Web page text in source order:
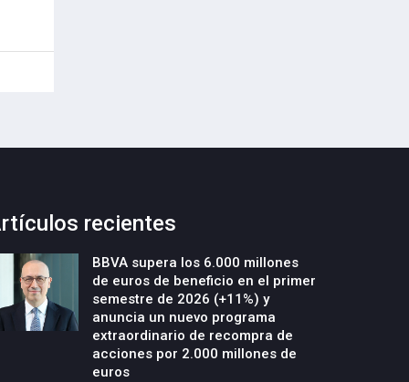
recientes
BBVA supera los 6.000 millones
de euros de beneficio en el primer
semestre de 2026 (+11%) y
anuncia un nuevo programa
extraordinario de recompra de
acciones por 2.000 millones de
euros